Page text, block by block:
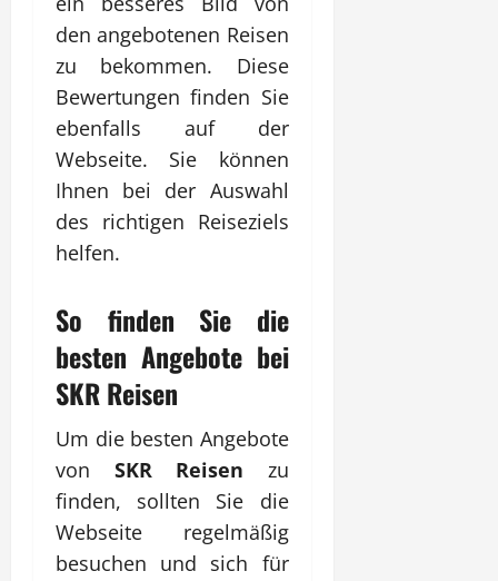
den angebotenen Reisen
zu bekommen. Diese
Bewertungen finden Sie
ebenfalls auf der
Webseite. Sie können
Ihnen bei der Auswahl
des richtigen Reiseziels
helfen.
So finden Sie die
besten Angebote bei
SKR Reisen
Um die besten Angebote
von SKR Reisen zu
finden, sollten Sie die
Webseite regelmäßig
besuchen und sich für